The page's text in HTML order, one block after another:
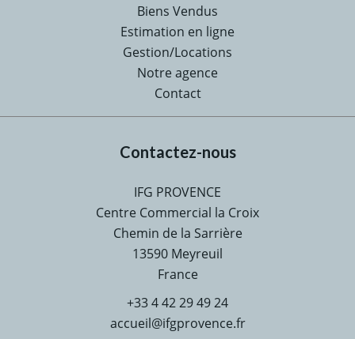
Biens Vendus
Estimation en ligne
Gestion/Locations
Notre agence
Contact
Contactez-nous
IFG PROVENCE
Centre Commercial la Croix
Chemin de la Sarrière
13590 Meyreuil
France
+33 4 42 29 49 24
accueil@ifgprovence.fr